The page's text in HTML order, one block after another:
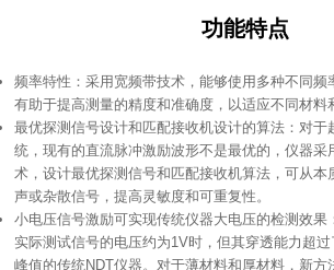
功能特点
有助于提高测量的精度和准确度，以适应不同材料
声或杂散信号，提高灵敏度和可重复性。